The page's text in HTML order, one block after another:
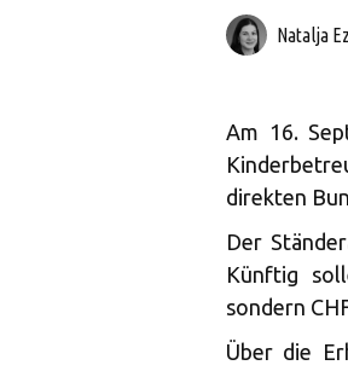
Natalja
Am 16.
direkten
Der
Künftig
sondern
Über die